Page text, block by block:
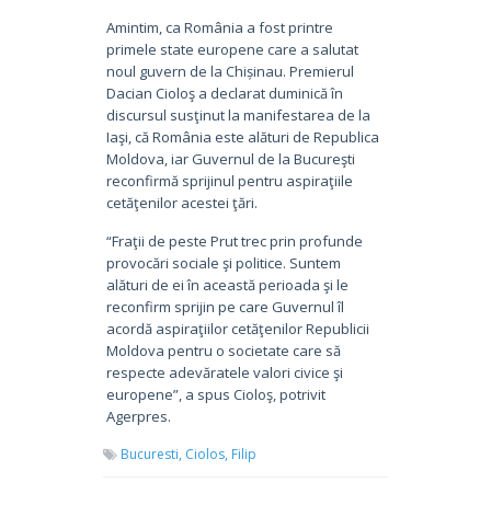
Amintim, ca România a fost printre
primele state europene care a salutat
noul guvern de la Chișinau. Premierul
Dacian Cioloş a declarat duminică în
discursul susţinut la manifestarea de la
Iaşi, că România este alături de Republica
Moldova, iar Guvernul de la Bucureşti
reconfirmă sprijinul pentru aspiraţiile
cetăţenilor acestei ţări.
“Fraţii de peste Prut trec prin profunde
provocări sociale şi politice. Suntem
alături de ei în această perioada şi le
reconfirm sprijin pe care Guvernul îl
acordă aspiraţiilor cetăţenilor Republicii
Moldova pentru o societate care să
respecte adevăratele valori civice şi
europene”, a spus Cioloş, potrivit
Agerpres.
Bucuresti, Ciolos, Filip